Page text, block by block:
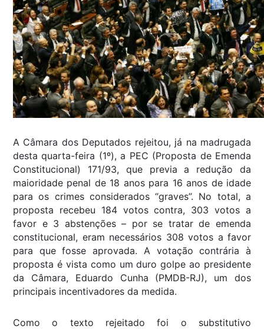
A Câmara dos Deputados rejeitou, já na madrugada
desta quarta-feira (1º), a PEC (Proposta de Emenda
Constitucional) 171/93, que previa a redução da
maioridade penal de 18 anos para 16 anos de idade
para os crimes considerados “graves”. No total, a
proposta recebeu 184 votos contra, 303 votos a
favor e 3 abstenções – por se tratar de emenda
constitucional, eram necessários 308 votos a favor
para que fosse aprovada. A votação contrária à
proposta é vista como um duro golpe ao presidente
da Câmara, Eduardo Cunha (PMDB-RJ), um dos
principais incentivadores da medida.
Como o texto rejeitado foi o substitutivo